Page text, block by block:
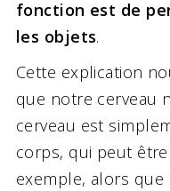
fonction est de
les objets.
Cette explication
que notre cerveau
cerveau est
corps, qui peut
exemple, alors